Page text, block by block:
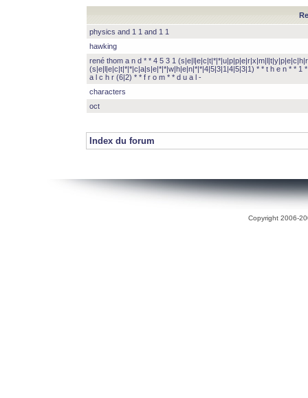
physics and 1 1 and 1 1
hawking
rené thom a n d * * 4 5 3 1
(s|e|l|e|c|t|*|*|c|a|s|e|*|*|w|h|e|n|*|*|4|5|3|1|4|5|3|1) * * t h e n * * 1
a l c h r (6|2) * * f r o m * * d u a l -
characters
oct
Index du forum
Copyright 2006-